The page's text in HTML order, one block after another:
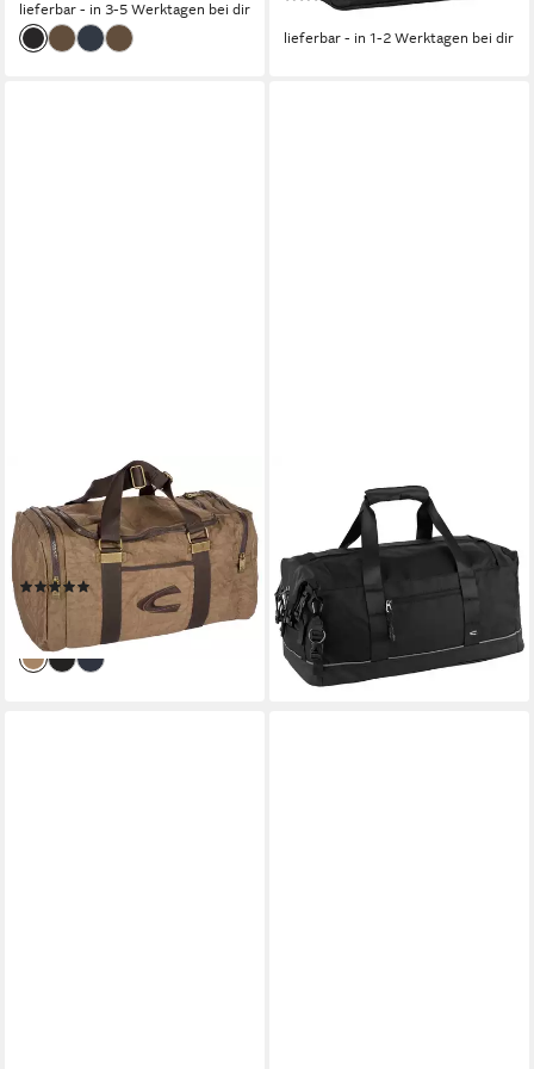
lieferbar - in 3-5 Werktagen bei dir 39,99 €
lieferbar - in 1-2 Werktagen bei dir
CAMEL ACTIVE
Weekender Journey, Unisex
Reisetasche mit vielen
Funktionen und Logostickerei
(4)
ab 68,99 €
lieferbar - in 1-2 Werktagen bei dir
Reisetasche Connect, perfekt
durchdachtes modulares
Reisetaschensortiment in
vielen Styles
ab 99,36 €
UVP
-33%
lieferbar - in 1-2 Werktagen bei dir